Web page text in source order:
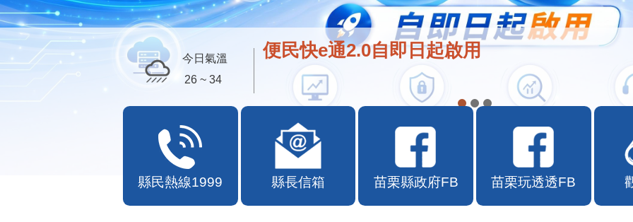
便民快e通2.0自即日起啟用
今日氣溫
26 ~ 34
縣民熱線1999 縣長信箱 苗栗縣政府FB 苗栗玩透透FB